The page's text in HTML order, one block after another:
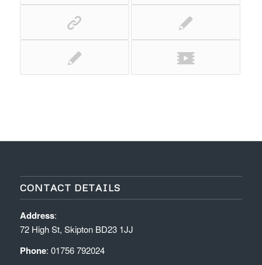
CONTACT DETAILS
Address:
72 High St, Skipton BD23 1JJ
Phone: 01756 792024